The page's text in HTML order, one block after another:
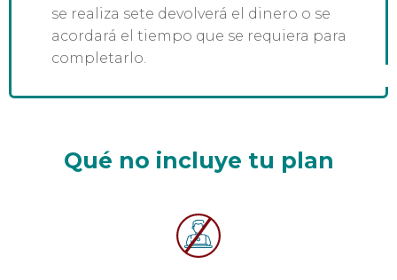
se realiza sete devolverá el dinero o se
acordará el tiempo que se requiera para
completarlo.
Qué no incluye tu plan